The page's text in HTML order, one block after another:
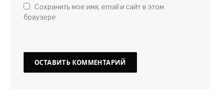
Сохранить мое имя, email и сайт в этом
браузере